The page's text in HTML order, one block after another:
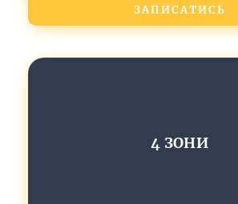
ЗАПИСАТИСЬ
4 ЗОНИ